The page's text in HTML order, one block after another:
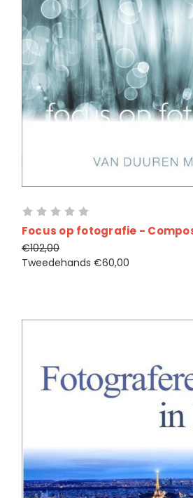
Focus op fotografie -
€102,00
Tweedehands €60,00